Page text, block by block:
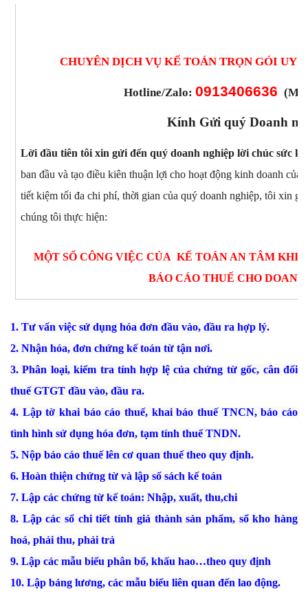
CHUYÊN DỊCH VỤ KẾ TOÁN TRỌN GÓI UY
Hotline/Zalo:0913406636 (M
Kính Gửi quý Doanh
Lờiđầu tiên tôi xin gửi đến quý doanh nghiệp lời chúc sức
ban đầu và tạo điều kiên thuận lợi cho hoạt động kinh doanh
tiết kiệm tối đa chi phí, thời gian của quý doanh nghiệp, tôi xin
chúng tôi thực hiện:
MỘT SỐ CÔNG VIỆC CỦA KẾ TOÁN AN TÂM KHI
BÁO CÁO THUẾ CHO
1. Tư vấn việc sử dụng hóa đơn đầu vào, đầu ra hợp lý.
2. Nhận hóa, đơn chứng kế toán từ tận nơi.
3. Phân loại, kiểm tra tính hợp lệ của chứng từ gốc, cân đối
thuế GTGT đầu vào, đầu ra.
4. Lập tờ khai báo cáo thuế, khai báo thuế TNCN, báo cáo
tình hình sử dụng hóa đơn, tạm tính thuế TNDN.
5. Nộp báo cáo thuế lên cơ quan thuế theo quy định.
6. Hoàn thiện chứng từ và lập sổ sách kế toán
7. Lập các chứng từ kế toán: Nhập, xuất, thu,chi
8. Lập các sổ chi tiết tính giá thành sản phẩm, sổ kho hàng
hoá, phải thu, phải trả
9. Lập các mẫu biểu phân bổ, khấu hao…theo quy định
10. Lập bảng lương, các mẫu biểu liên quan đến lao động.